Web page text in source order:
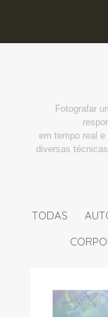
Fotografar
em tempo real
diversas
TODAS